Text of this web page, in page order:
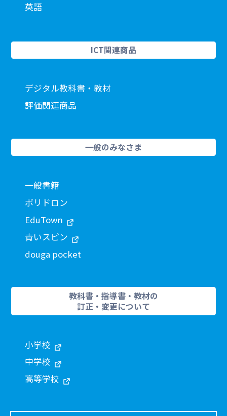
英語
ICT関連商品
デジタル教科書・教材
評価関連商品
一般のみなさま
一般書籍
ポリドロン
EduTown
青いスピン
douga pocket
教科書・指導書・教材の
訂正・変更について
小学校
中学校
高等学校